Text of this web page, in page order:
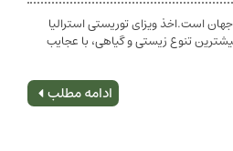
توریستی استرالیا
و گیاهی، با عجایب
تابعیت و اخذ
شخص به دولت